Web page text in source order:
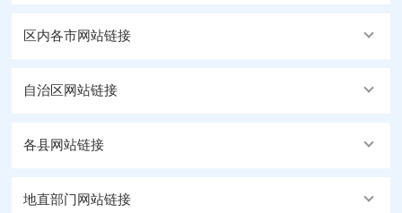
区内各市网站链接
自治区网站链接
各县网站链接
地直部门网站链接